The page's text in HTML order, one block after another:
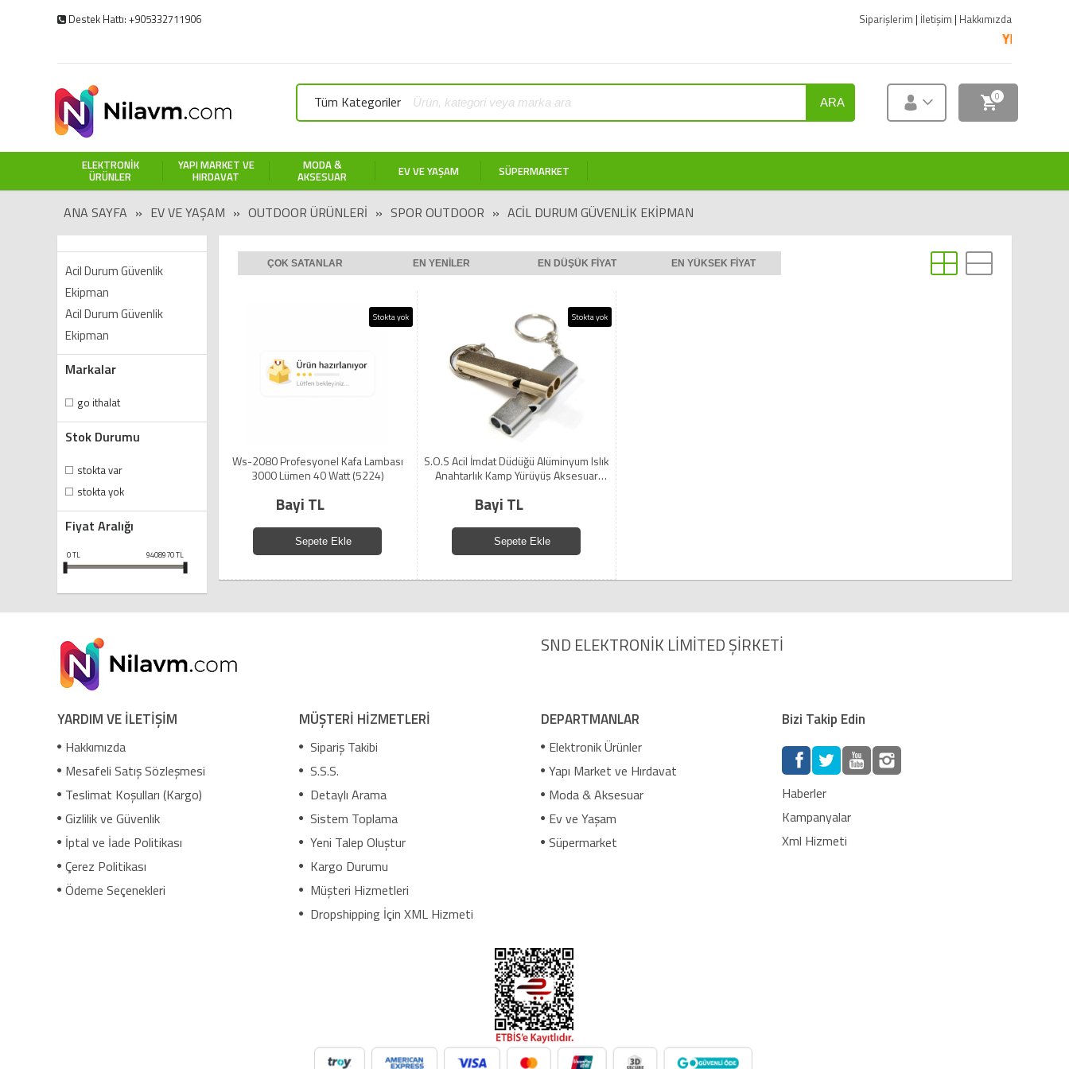
Destek Hattı: +905332711906 Siparişlerim | İletişim | Hakkımızda
YENİ
Tüm Kategoriler ARA 0
ELEKTRONIK
ÜRÜNLER
YAPI MARKET VE
HIRDAVAT
MODA &
AKSESUAR EV VE YAŞAM SÜPERMARKET
ANA SAYFA » EV VE YAŞAM » OUTDOOR ÜRÜNLERI » SPOR OUTDOOR » ACIL DURUM GÜVENLIK EKIPMAN
Acil Durum Güvenlik
Ekipman
Acil Durum Güvenlik
Ekipman
Markalar
go ithalat
Stok Durumu
stokta var
stokta yok
Fiyat Aralığı
0TL 9408970TL
ÇOK SATANLAR EN YENILER EN DÜŞÜK FIYAT EN YÜKSEK FIYAT
Stokta yok
Ws-2080 Profesyonel Kafa Lambası
3000 Lümen 40 Watt (5224)
Bayi TL
Sepete Ekle
Stokta yok
S.O.S Acil İmdat Düdüğü Alüminyum Islık
Anahtarlık Kamp Yürüyüş Aksesuar
Bayi TL
Sepete Ekle
SND ELEKTRONİK LİMİTED ŞİRKETİ
YARDIM VE İLETİŞİM
Hakkımızda
Mesafeli Satış Sözleşmesi
Teslimat Koşulları (Kargo)
Gizlilik ve Güvenlik
İptal ve İade Politikası
Çerez Politikası
Ödeme Seçenekleri
MÜŞTERİ HİZMETLERİ
Sipariş Takibi
S.S.S.
Detaylı Arama
Sistem Toplama
Yeni Talep Oluştur
Kargo Durumu
Müşteri Hizmetleri
Dropshipping İçin XML Hizmeti
DEPARTMANLAR
Elektronik Ürünler
Yapı Market ve Hırdavat
Moda & Aksesuar
Ev ve Yaşam
Süpermarket
Bizi Takip Edin
Haberler
Kampanyalar
Xml Hizmeti